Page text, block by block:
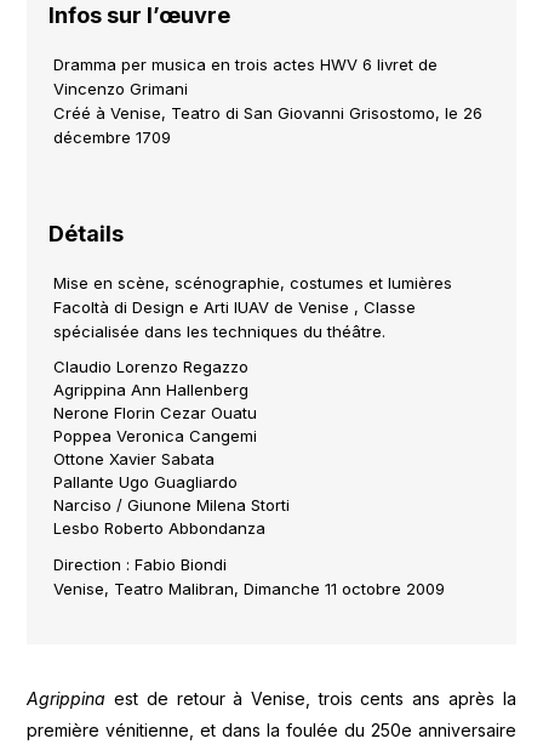
Infos sur l’œuvre
Dramma per musica en trois actes HWV 6 livret de
Vincenzo Grimani
Créé à Venise, Teatro di San Giovanni Grisostomo, le 26
décembre 1709
Détails
Mise en scène, scénographie, costumes et lumières
Facoltà di Design e Arti IUAV de Venise , Classe
spécialisée dans les techniques du théâtre.
Claudio Lorenzo Regazzo
Agrippina Ann Hallenberg
Nerone Florin Cezar Ouatu
Poppea Veronica Cangemi
Ottone Xavier Sabata
Pallante Ugo Guagliardo
Narciso / Giunone Milena Storti
Lesbo Roberto Abbondanza
Direction : Fabio Biondi
Venise, Teatro Malibran, Dimanche 11 octobre 2009
Agrippina est de retour à Venise, trois cents ans après la
première vénitienne, et dans la foulée du 250e anniversaire